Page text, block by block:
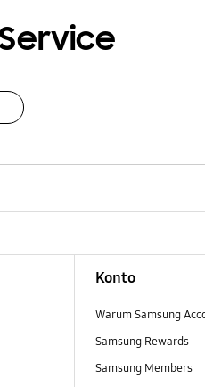
Konto
Warum Samsung
Samsung Rewards
Samsung Members